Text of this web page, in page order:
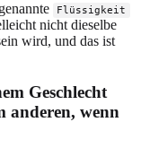
Flüssigkeit
nicht dieselbe
wird, und das ist
Geschlecht
anderen, wenn